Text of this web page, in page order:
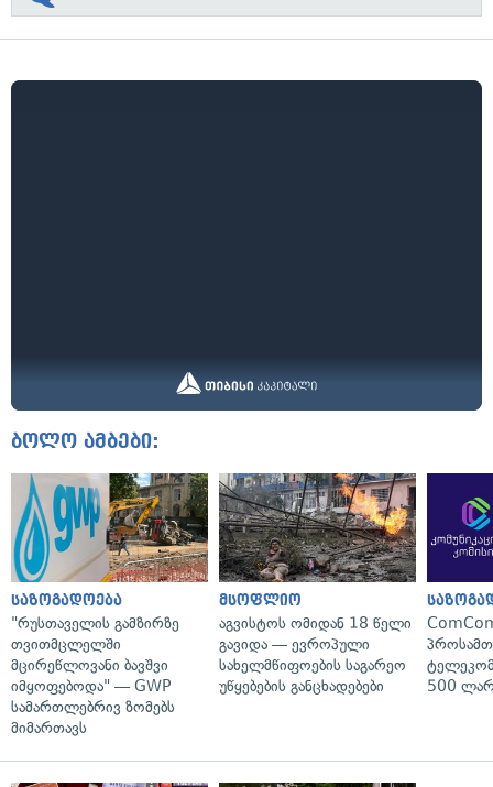
ბოლო ამბები:
საზოგადოება
"რუსთაველის გამზირზე
თვითმცლელში
მცირეწლოვანი ბავშვი
იმყოფებოდა" — GWP
სამართლებრივ ზომებს
მიმართავს
მსოფლიო
აგვისტოს ომიდან 18 წელი
გავიდა — ევროპული
სახელმწიფოების საგარეო
უწყებების განცხადებები
500